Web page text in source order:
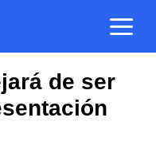
de ser